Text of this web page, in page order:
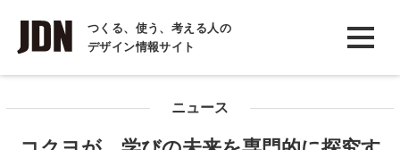
つくる、使う、考える人の
デザイン情報サイト
INTERVIEW
インタビュー
ニュース